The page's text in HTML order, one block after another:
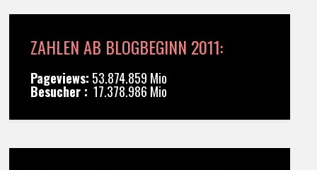
ZAHLEN AB BLOGBEGINN 2011:
Pageviews: 53.874.859 Mio
Besucher : 17.378.986 Mio